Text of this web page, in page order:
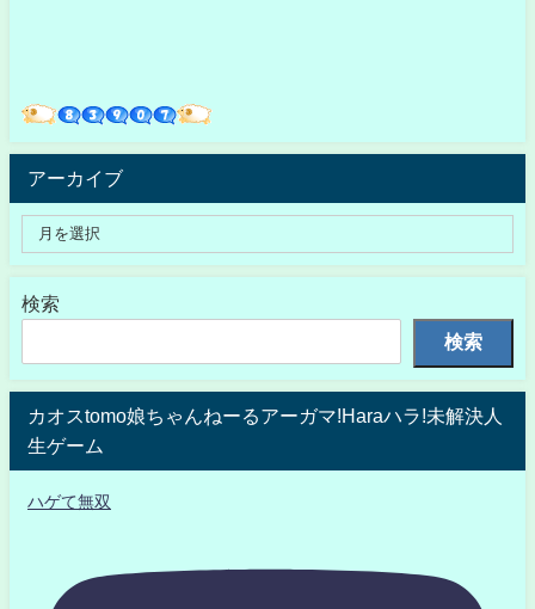
アーカイブ
検索
検索
カオスtomo娘ちゃんねーるアーガマ!Haraハラ!未解決人
生ゲーム
ハゲて無双